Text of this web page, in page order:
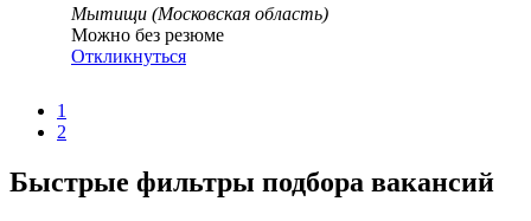
Мытищи (Московская область)
Можно без резюме
Откликнуться
1
2
Быстрые фильтры подбора вакансий